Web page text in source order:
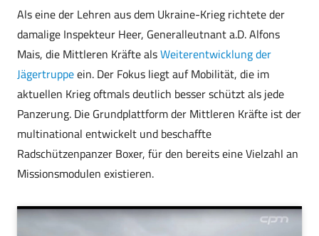
Als eine der Lehren aus dem Ukraine-Krieg richtete der
damalige Inspekteur Heer, Generalleutnant a.D. Alfons
Mais, die Mittleren Kräfte alsWeiterentwicklung der
Jägertruppeein. Der Fokus liegt auf Mobilität, die im
aktuellen Krieg oftmals deutlich besser schützt als jede
Panzerung. Die Grundplattform der Mittleren Kräfte ist der
multinational entwickelt und beschaffte
Radschützenpanzer Boxer, für den bereits eine Vielzahl an
Missionsmodulen existieren.